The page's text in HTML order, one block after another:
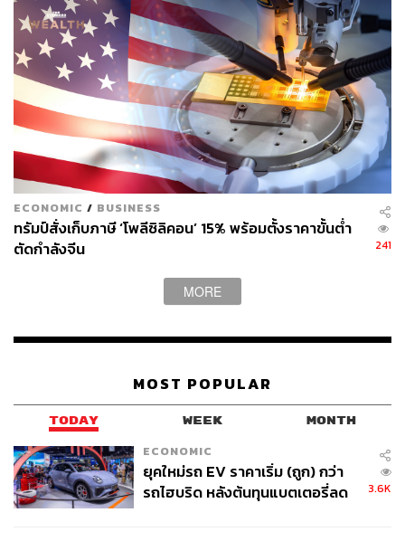
ECONOMIC / BUSINESS
ทรัมป์สั่งเก็บภาษี ‘โพลีซิลิคอน’ 15% พร้อมตั้งราคาขั้นต่ำ
ตัดกำลังจีน
241
MORE
MOST POPULAR
TODAY WEEK MONTH
ECONOMIC
ยุคใหม่รถ EV ราคาเริ่ม (ถูก) กว่า
รถไฮบริด หลังต้นทุนแบตเตอรี่ลด
3.6K